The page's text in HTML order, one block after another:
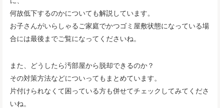
何故低下するのかについても解説しています。
お子さんがいらしゃるご家庭でかつゴミ屋敷状態になっている場
合には最後までご覧になってくださいね。
また、どうしたら汚部屋から脱却できるのか？
その対策方法などについってもまとめています。
片付けられなくて困っている方も併せてチェックしてみてくださ
いね。